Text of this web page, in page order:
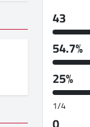
43
54.7%
25%
1/4